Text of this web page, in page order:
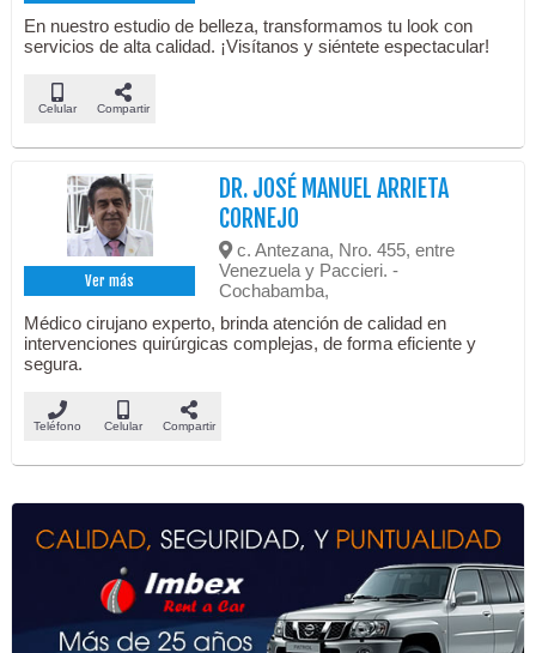
En nuestro estudio de belleza, transformamos tu look con
servicios de alta calidad. ¡Visítanos y siéntete espectacular!
Celular Compartir
Ver más
DR. JOSÉ MANUEL ARRIETA
CORNEJO
c. Antezana, Nro. 455, entre
Venezuela y Paccieri. -
Cochabamba,
Médico cirujano experto, brinda atención de calidad en
intervenciones quirúrgicas complejas, de forma eficiente y
segura.
Teléfono Celular Compartir